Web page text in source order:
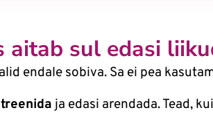
aitab sul edasi
endale sobiva. Sa ei pea
ja edasi arendada. Tead,